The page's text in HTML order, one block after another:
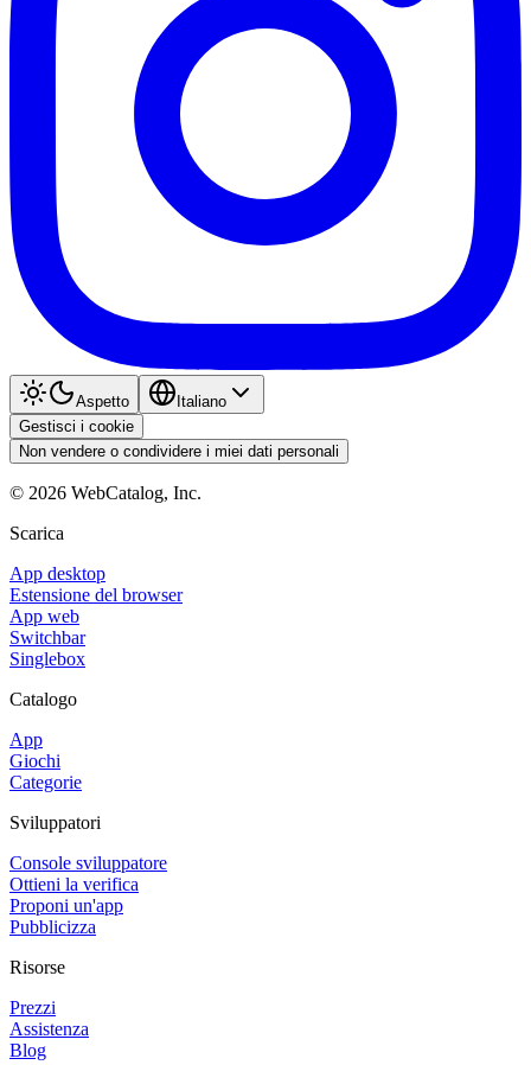
Aspetto
Italiano
Gestisci i cookie
Non vendere o condividere i miei dati personali
© 2026 WebCatalog, Inc.
Scarica
App desktop
Estensione del browser
App web
Switchbar
Singlebox
Catalogo
App
Giochi
Categorie
Sviluppatori
Console sviluppatore
Ottieni la verifica
Proponi un'app
Pubblicizza
Risorse
Prezzi
Assistenza
Blog